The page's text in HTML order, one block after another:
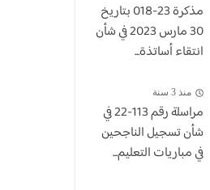
​مذكرة 23-018 بتاريخ
30 مارس 2023 في شأن
انتقاء أساتذة...
منذ 3 سنة
مراسلة رقم 113-22 في
شأن تسجيل الناجحين
في مباريات التعليم...